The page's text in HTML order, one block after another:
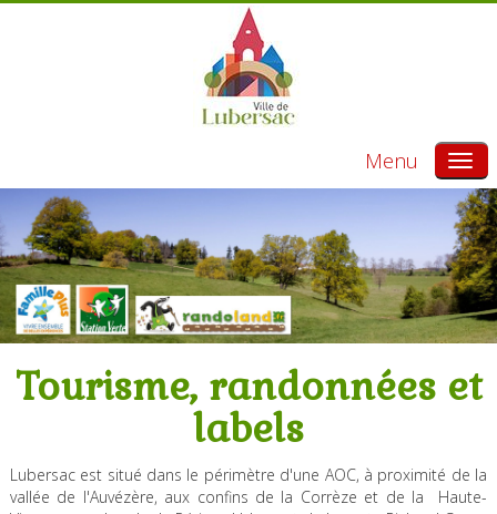
Menu
Tourisme, randonnées et
labels
Lubersac est situé dans le périmètre d'une AOC, à proximité de la
vallée de l'Auvézère, aux confins de la Corrèze et de la Haute-